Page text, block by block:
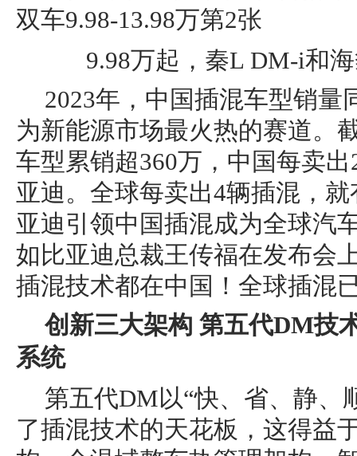
9.98万起，秦L DM-i和
2023年，中国插混车型销量
为新能源市场最火热的赛道。
车型累销超360万，中国每卖
亚迪。全球每卖出4辆插混，
亚迪引领中国插混成为全球汽
如比亚迪总裁王传福在发布会
插混技术都在中国！全球插混
创新三大架构 第五代DM技
系统
第五代DM以“快、省、静、
了插混技术的天花板，这得益